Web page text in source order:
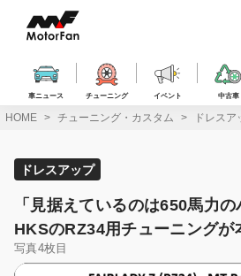
ス
車ニュース チューニング イベント 中古車
HOME チューニング・カスタム ドレスア
ドレスアップ
「見据えているのは650馬力の
HKSのRZ34用チューニングが
写真4枚目